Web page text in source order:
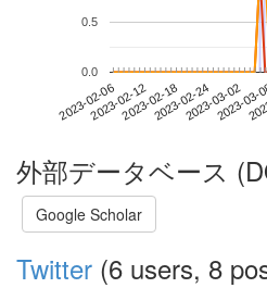
2023-02-062023-02-122023-02-182023-02-242023-03-02
2023-
0.0
0.5
外部データベース
Google Scholar
Twitter (6 users, 8